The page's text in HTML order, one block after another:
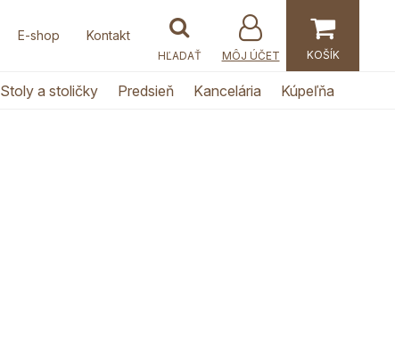
E-shop Kontakt
MÔJ ÚČET
Stoly a stoličky Predsieň Kancelária Kúpeľňa